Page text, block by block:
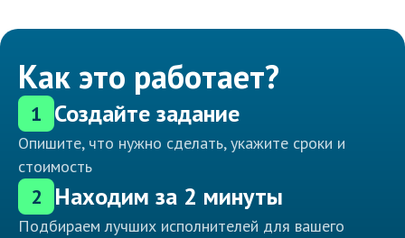
Как это работает?
1 Создайте задание
Опишите, что нужно сделать, укажите сроки и
стоимость
2 Находим за 2 минуты
Подбираем лучших исполнителей для вашего